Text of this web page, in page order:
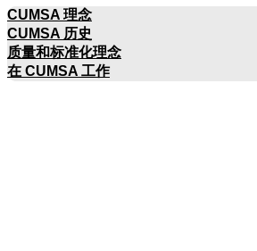
CUMSA 理念
CUMSA 历史
质量和标准化理念
在 CUMSA 工作